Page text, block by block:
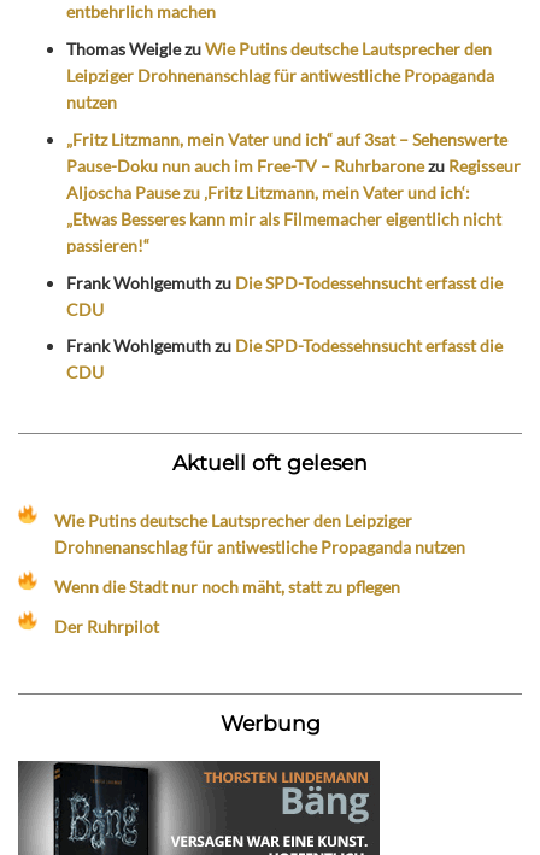
entbehrlich machen
Thomas WeiglezuWie Putins deutsche Lautsprecher den
Leipziger Drohnenanschlag für antiwestliche Propaganda
nutzen
„Fritz Litzmann, mein Vater und ich“ auf 3sat – Sehenswerte
Pause-Doku nun auch im Free-TV – Ruhrbaronezu Regisseur
Aljoscha Pause zu ‚Fritz Litzmann, mein Vater und ich‘:
„Etwas Besseres kann mir als Filmemacher eigentlich nicht
passieren!“
Frank Wohlgemuthzu Die SPD-Todessehnsucht erfasst die
CDU
Frank Wohlgemuthzu Die SPD-Todessehnsucht erfasst die
CDU
Aktuell oft gelesen
Wie Putins deutsche Lautsprecher den Leipziger
Drohnenanschlag für antiwestliche Propaganda nutzen
Wenn die Stadt nur noch mäht, statt zu pflegen
Der Ruhrpilot
Werbung